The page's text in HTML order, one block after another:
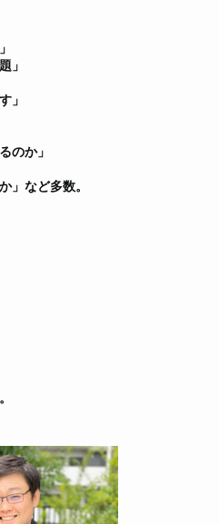
」
」
のか」
」など多数。